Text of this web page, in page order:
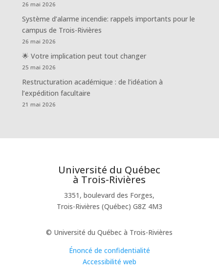
26 mai 2026
Système d’alarme incendie: rappels importants pour le
campus de Trois-Rivières
26 mai 2026
🌟 Votre implication peut tout changer
25 mai 2026
Restructuration académique : de l’idéation à
l’expédition facultaire
21 mai 2026
Université du Québec
à Trois-Rivières
3351, boulevard des Forges,
Trois-Rivières (Québec) G8Z 4M3
© Université du Québec à Trois-Rivières
Énoncé de confidentialité
Accessibilité web